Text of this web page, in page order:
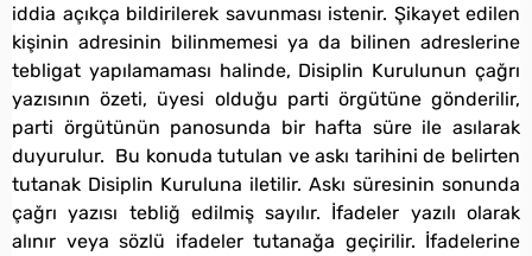
iddia açıkça bildirilerek savunması istenir. Şikayet edilen
kişinin adresinin bilinmemesi ya da bilinen adreslerine
tebligat yapılamaması halinde, Disiplin Kurulunun çağrı
yazısının özeti, üyesi olduğu parti örgütüne gönderilir,
parti örgütünün panosunda bir hafta süre ile asılarak
duyurulur. Bu konuda tutulan ve askı tarihini de belirten
tutanak Disiplin Kuruluna iletilir. Askı süresinin sonunda
çağrı yazısı tebliğ edilmiş sayılır. İfadeler yazılı olarak
alınır veya sözlü ifadeler tutanağa geçirilir. İfadelerine